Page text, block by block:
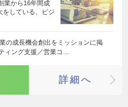
業から16年間成
をしている、ビジ
の成長機会創出をミッションに掲
ィング支援／営業コ…
詳細へ